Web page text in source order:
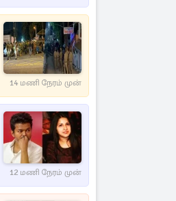
14 மணி நேரம் முன்
12 மணி நேரம் முன்